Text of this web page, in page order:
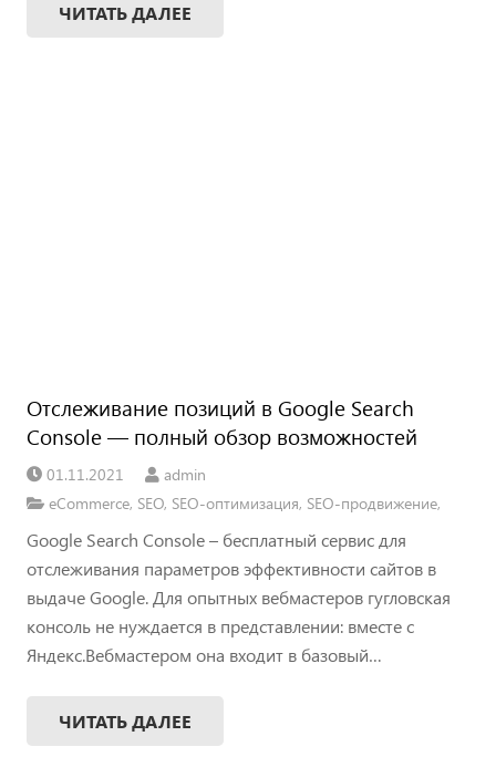
ЧИТАТЬ ДАЛЕЕ
Отслеживание позиций в Google Search
Console — полный обзор возможностей
01.11.2021
admin
eCommerce, SEO, SEO-оптимизация, SEO-продвижение,
Google Search Console – бесплатный сервис для
отслеживания параметров эффективности сайтов в
выдаче Google. Для опытных вебмастеров гугловская
консоль не нуждается в представлении: вместе с
Яндекс.Вебмастером она входит в базовый…
ЧИТАТЬ ДАЛЕЕ